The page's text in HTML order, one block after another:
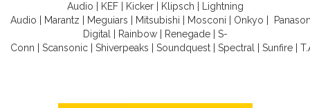
Audio
KEF| Kicker| Klipsch
Lightning
Audio
Marantz Meguiars Mitsubishi Mosconi Onkyo
Digital
Rainbow| Renegade| S-
Conn
Scansonic Shiverpeaks Soundquest Spectral Sunfire